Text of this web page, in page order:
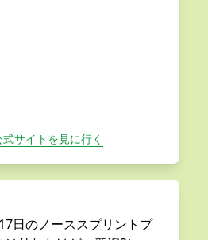
サイトを見に行く
日のノーススプリントプ